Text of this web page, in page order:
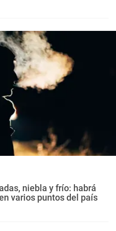
niebla y frío: habrá
varios puntos del país